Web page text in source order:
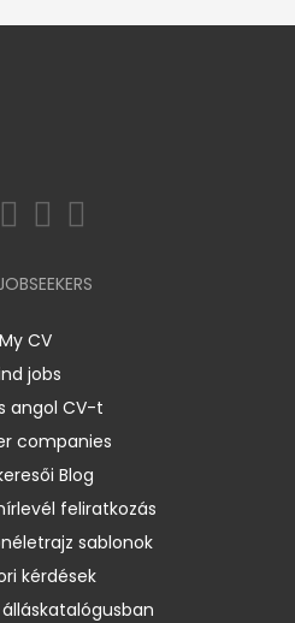
My CV
jobs
angol CV-t
companies
Blog
feliratkozás
sablonok
kérdések